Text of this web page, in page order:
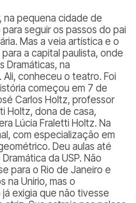
na pequena cidade de
seguir os passos do pai
Mas a veia artística e o
a capital paulista, onde
Dramáticas, na
conheceu o teatro. Foi
começou em 7 de
Carlos Holtz, professor
Holtz, dona de casa,
Lúcia Fraletti Holtz. Na
com especialização em
Deu aulas até
da USP. Não
para o Rio de Janeiro e
na Unirio, mas o
exigia que não tivesse